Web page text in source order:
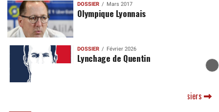
DOSSIER Mars 2017
Olympique Lyonnais
DOSSIER Février 2026
Lynchage de Quentin
Tous les dossiers